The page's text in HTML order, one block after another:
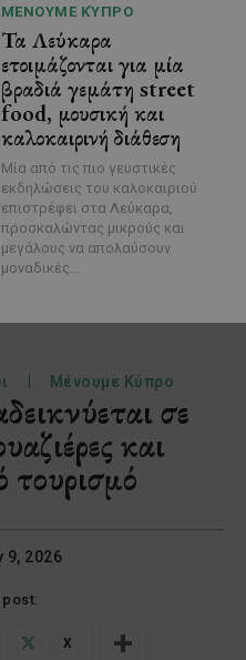
ΜΈΝΟΥΜΕ ΚΎΠΡΟ
Τα Λεύκαρα
ετοιμάζονται για μία
βραδιά γεμάτη street
food, μουσική και
καλοκαιρινή διάθεση
Μία από τις πιο γευστικές
εκδηλώσεις του καλοκαιριού
επιστρέφει στα Λεύκαρα,
προσκαλώντας μικρούς και
μεγάλους να απολαύσουν
μοναδικές...